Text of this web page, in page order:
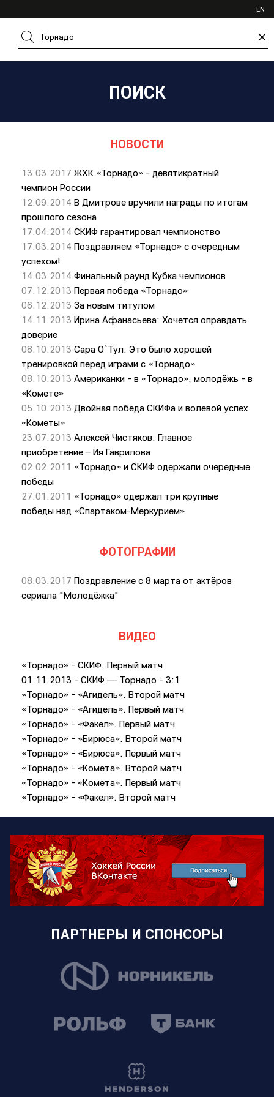
×
EN
ВКС
ПОИСК
НОВОСТИ
13.03.2017 ЖХК «Торнадо» - девятикратный
чемпион России
12.09.2014 В Дмитрове вручили награды по итогам
прошлого сезона
17.04.2014 СКИФ гарантировал чемпионство
17.03.2014 Поздравляем «Торнадо» с очередным
успехом!
14.03.2014 Финальный раунд Кубка чемпионов
07.12.2013 Первая победа «Торнадо»
06.12.2013 За новым титулом
14.11.2013 Ирина Афанасьева: Хочется оправдать
доверие
08.10.2013 Сара О`Тул: Это было хорошей
тренировкой перед играми с «Торнадо»
08.10.2013 Американки - в «Торнадо», молодёжь - в
«Комете»
05.10.2013 Двойная победа СКИФа и волевой успех
«Кометы»
23.07.2013 Алексей Чистяков: Главное
приобретение – Ия Гаврилова
02.02.2011 «Торнадо» и СКИФ одержали очередные
победы
27.01.2011 «Торнадо» одержал три крупные
победы над «Спартаком-Меркурием»
ФОТОГРАФИИ
08.03.2017 Поздравление с 8 марта от актёров
сериала "Молодёжка"
ВИДЕО
«Торнадо» - СКИФ. Первый матч
01.11.2013 - СКИФ — Торнадо - 3:1
«Торнадо» - «Агидель». Второй матч
«Торнадо» - «Агидель». Первый матч
«Торнадо» - «Факел». Первый матч
«Торнадо» - «Бирюса». Второй матч
«Торнадо» - «Бирюса». Первый матч
«Торнадо» - «Комета». Второй матч
«Торнадо» - «Комета». Первый матч
«Торнадо» - «Факел». Второй матч
ПАРТНЕРЫ И СПОНСОРЫ